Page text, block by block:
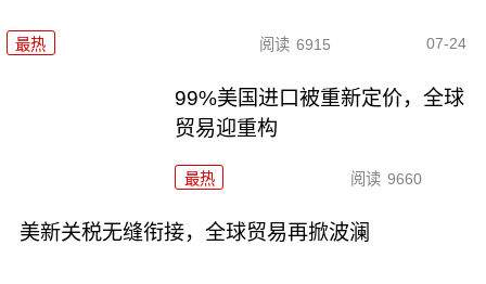
最热 阅读 6915 07-24
99%美国进口被重新定价，全球
贸易迎重构
最热 阅读 9660
美新关税无缝衔接，全球贸易再掀波澜